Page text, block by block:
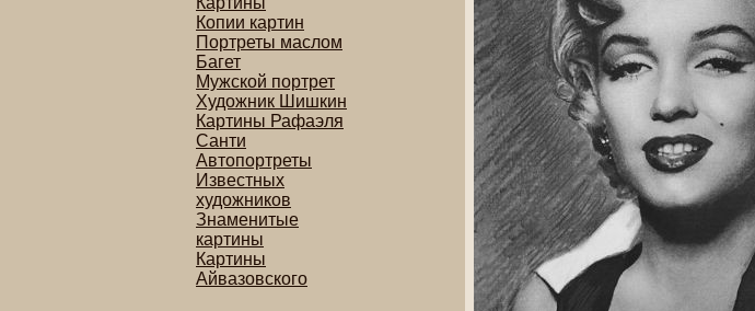
Копии картин
Портреты маслом
Багет
Мужской портрет
Художник Шишкин
Картины Рафаэля
Санти
Автопортреты
Известных
художников
Знаменитые
картины
Картины
Айвазовского